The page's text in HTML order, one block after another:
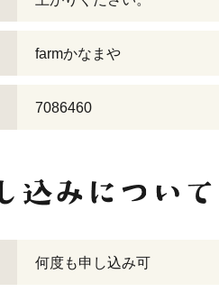
farmかなまや
7086460
何度も申し込み可